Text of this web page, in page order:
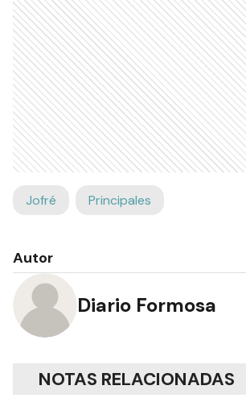
Jofré Principales
Autor
Diario Formosa
NOTAS RELACIONADAS